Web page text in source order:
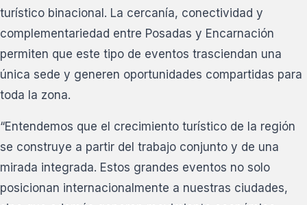
turístico binacional. La cercanía, conectividad y
complementariedad entre Posadas y Encarnación
permiten que este tipo de eventos trasciendan una
única sede y generen oportunidades compartidas para
toda la zona.
“Entendemos que el crecimiento turístico de la región
se construye a partir del trabajo conjunto y de una
mirada integrada. Estos grandes eventos no solo
posicionan internacionalmente a nuestras ciudades,